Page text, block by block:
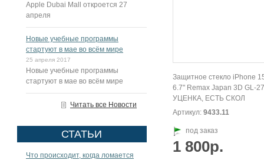
Apple Dubai Mall откроется 27
апреля
Новые учебные программы
стартуют в мае во всём мире
25 апреля 2017
Новые учебные программы
стартуют в мае во всём мире
Читать все Новости
СТАТЬИ
Что происходит, когда ломается
Защитное стекло iPhone
6.7" Remax Japan 3D GL-
УЦЕНКА, ЕСТЬ СКОЛ
Артикул: 9433.11
под заказ
1 800р.